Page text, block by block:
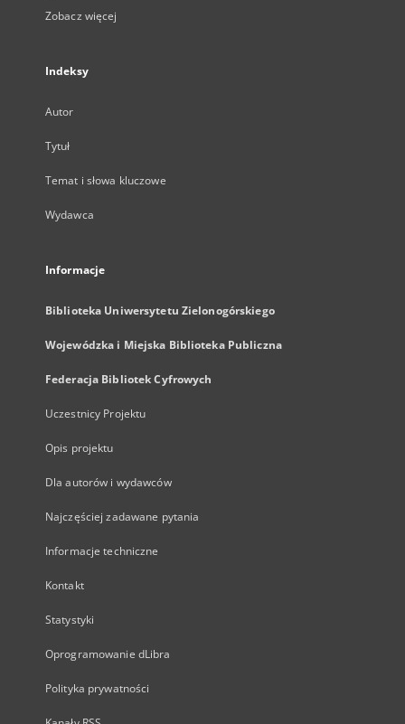
Zobacz więcej
Indeksy
Autor
Tytuł
Temat i słowa kluczowe
Wydawca
Informacje
Biblioteka Uniwersytetu Zielonogórskiego
Wojewódzka i Miejska Biblioteka Publiczna
Federacja Bibliotek Cyfrowych
Uczestnicy Projektu
Opis projektu
Dla autorów i wydawców
Najczęściej zadawane pytania
Informacje techniczne
Kontakt
Statystyki
Oprogramowanie dLibra
Polityka prywatności